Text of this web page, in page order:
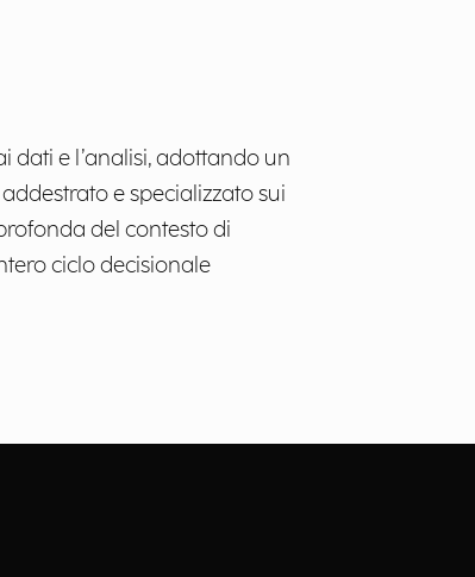
dati e l’analisi, adottando un
e specializzato sui
del contesto di
ciclo decisionale